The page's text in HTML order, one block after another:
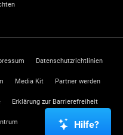
Datenschutzrichtlinien
Media Kit Partner werden
Erklärung zur Barrierefreiheit
Hilfe?